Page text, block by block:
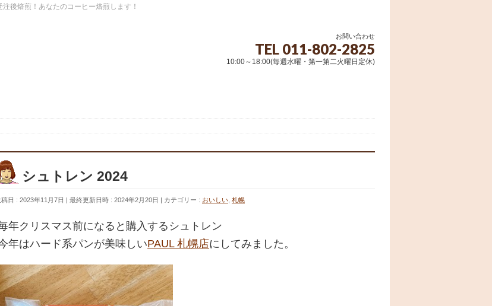
後焙煎！あなたのコーヒー焙煎します！
お問い合わせ
TEL 011-802-2825
10:00～18:00(毎週水曜・第一第二火曜日定休)
シュトレン 2024
稿日 : 2023年11月7日 最終更新日時 : 2024年2月20日 カテゴリー : おいしい 札幌
年クリスマス前になると購入するシュトレン
年はハード系パンが美味しいPAUL 札幌店にしてみました。